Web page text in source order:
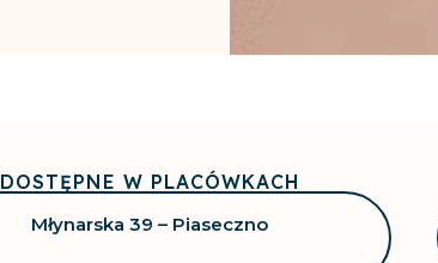
DOSTĘPNE W PLACÓWKACH
Młynarska 39 – Piaseczno